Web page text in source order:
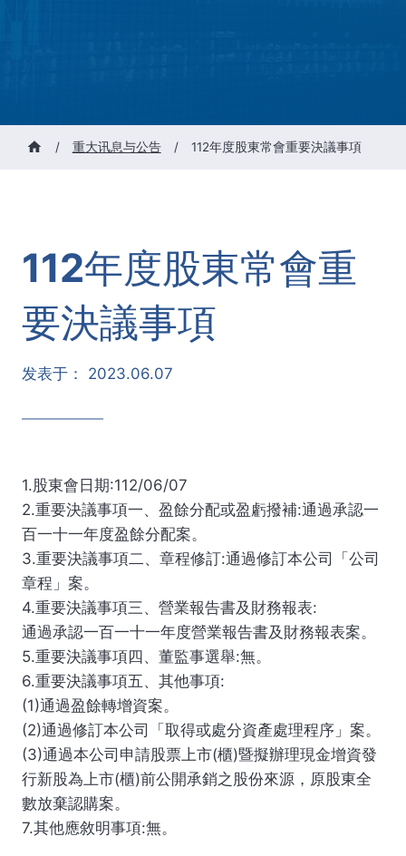
/ 重大讯息与公告 / 112年度股東常會重要決議事項
112年度股東常會重
要決議事項
发表于： 2023.06.07
1.股東會日期:112/06/07
2.重要決議事項一、盈餘分配或盈虧撥補:通過承認一
百一十一年度盈餘分配案。
3.重要決議事項二、章程修訂:通過修訂本公司「公司
章程」案。
4.重要決議事項三、營業報告書及財務報表:
通過承認一百一十一年度營業報告書及財務報表案。
5.重要決議事項四、董監事選舉:無。
6.重要決議事項五、其他事項:
(1)通過盈餘轉增資案。
(2)通過修訂本公司「取得或處分資產處理程序」案。
(3)通過本公司申請股票上市(櫃)暨擬辦理現金增資發
行新股為上市(櫃)前公開承銷之股份來源，原股東全
數放棄認購案。
7.其他應敘明事項:無。